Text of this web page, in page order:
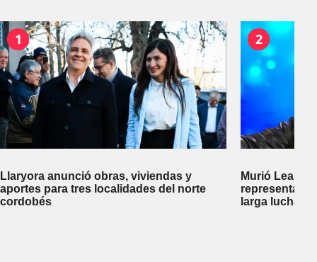
1
Llaryora anunció obras, viviendas y
aportes para tres localidades del norte
cordobés
2
Murió
larga lucha